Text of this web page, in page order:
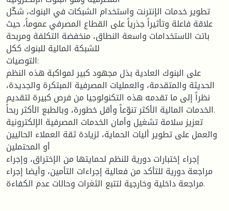
تطوير خدمات الإنترنت واستخدام الشبكات في البنوك، شكّل
علاقة فاعلة وتأثيراً جذرياً على القطاع المصرفي عموماً، حيث
باتت الاستخدامات واسعة النطاق، منخفضة التكلفة ومربحة
للشبكة المالية للبنوك ككل
التوصيات:
على البنوك العادية بذل مجهود كبير لمواكبة هذه النظم
الحديثة والمتقدمة، والعمليات المصرفية المبتكرة والجديدة،
نظراً إلى ما تقدمه هذه التكنولوجيا من فرص كبيرة لتقديم
الخدمات المالية الأكثر تنوّعاً وأقل خطورة، وبالطبع الأكثر ربحاً.
تعزيز سلامة تشغيل وأمان الخدمات المصرفية الإلكترونية
والعمل على تطوير أليات الحماية، لزيادة ثقة العملاء الحاليين
أو المحتملين
إجراء إختبارات دورية للنظم لحمايتها من الإختراق، وإجراء
مراجعة دورية للتأكد من فعالية إجراءات التأمين، وأيضا إجراء
مراجعة داخلية وخارجية لتتبع الثغرات وحالات عدم الكفاءة.